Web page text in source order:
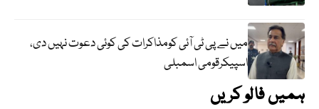
میں نے پی ٹی آئی کومذاکرات کی کوئی دعوت نہیں دی،
اسپیکرقومی اسمبلی
ہمیں فالو کریں